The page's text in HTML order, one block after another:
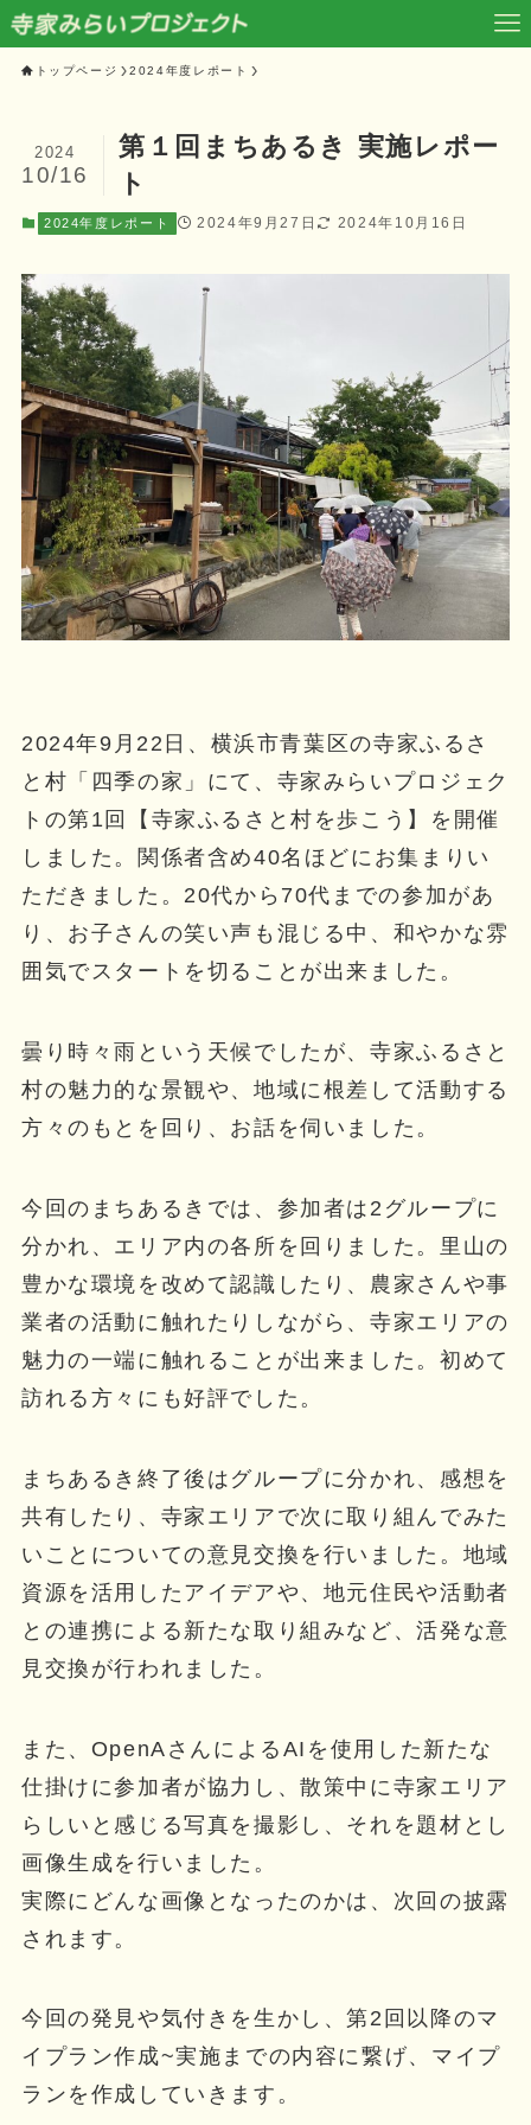
トップページ 2024年度レポート
第１回まちあるき 実施レポー
ト
2024
10/16
2024年度レポート 2024年9月27日 2024年10月16日
2024年9月22日、横浜市青葉区の寺家ふるさ
と村「四季の家」にて、寺家みらいプロジェク
トの第1回【寺家ふるさと村を歩こう】を開催
しました。関係者含め40名ほどにお集まりい
ただきました。20代から70代までの参加があ
り、お子さんの笑い声も混じる中、和やかな雰
囲気でスタートを切ることが出来ました。
曇り時々雨という天候でしたが、寺家ふるさと
村の魅力的な景観や、地域に根差して活動する
方々のもとを回り、お話を伺いました。
今回のまちあるきでは、参加者は2グループに
分かれ、エリア内の各所を回りました。里山の
豊かな環境を改めて認識したり、農家さんや事
業者の活動に触れたりしながら、寺家エリアの
魅力の一端に触れることが出来ました。初めて
訪れる方々にも好評でした。
まちあるき終了後はグループに分かれ、感想を
共有したり、寺家エリアで次に取り組んでみた
いことについての意見交換を行いました。地域
資源を活用したアイデアや、地元住民や活動者
との連携による新たな取り組みなど、活発な意
見交換が行われました。
また、OpenAさんによるAIを使用した新たな
仕掛けに参加者が協力し、散策中に寺家エリア
らしいと感じる写真を撮影し、それを題材とし
画像生成を行いました。
実際にどんな画像となったのかは、次回の披露
されます。
今回の発見や気付きを生かし、第2回以降のマ
イプラン作成~実施までの内容に繋げ、マイプ
ランを作成していきます。